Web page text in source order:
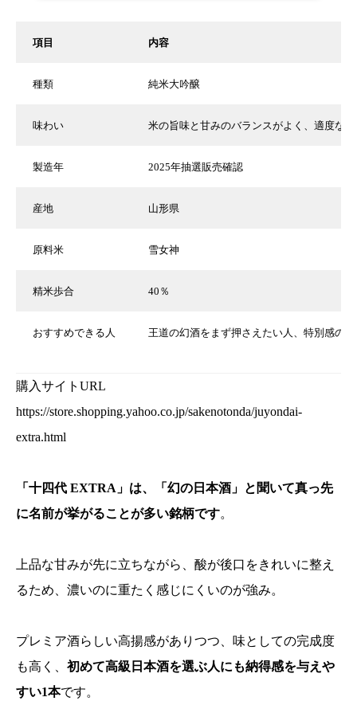
項目 内容
種類 純米大吟醸
味わい 米の旨味と甘みのバランスがよく、適度な
製造年 2025年抽選販売確認
産地 山形県
原料米 雪女神
精米歩合 40％
おすすめできる人 王道の幻酒をまず押さえたい人、特別感の
購入サイトURL
https://store.shopping.yahoo.co.jp/sakenotonda/juyondai-
extra.html
「十四代 EXTRA」は、「幻の日本酒」と聞いて真っ先
に名前が挙がることが多い銘柄です。
上品な甘みが先に立ちながら、酸が後口をきれいに整え
るため、濃いのに重たく感じにくいのが強み。
プレミア酒らしい高揚感がありつつ、味としての完成度
も高く、 初めて高級日本酒を選ぶ人にも納得感を与えや
すい1本です。